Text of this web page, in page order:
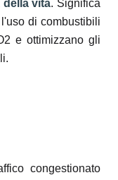
vita. Significa
di combustibili
e ottimizzano gli
congestionato